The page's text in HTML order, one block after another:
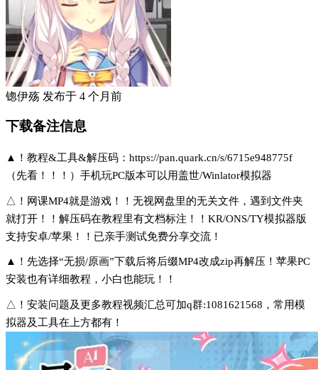
锪伊殇 发布于 4 个月前
下载备注信息
▲！教程&工具&解压码：https://pan.quark.cn/s/6715e948775f
（先看！！！）手机玩PC版本可以用盖世/Winlator模拟器
△！网课MP4就是游戏！！无视网盘里的无关文件，遇到文件夹
就打开！！解压码在教程里有文档标注！！KR/ONS/TY模拟器版
支持安卓/苹果！！已亲手测试免费分享交流！
▲！先选择“无损/原画”下载后将后缀MP4改成zip再解压！苹果PC
安装也有详细教程，小白也能玩！！
△！安装问题及更多教程视频汇总可加q群:1081621568，常用模
拟器及工具在上方都有！